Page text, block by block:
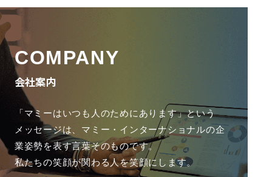
COMPANY
会社案内
「マミーはいつも人のためにあります」という
メッセージは、 マミー・インターナショナルの企
業姿勢を表す言葉そのものです。
私たちの笑顔が関わる人を笑顔にします。